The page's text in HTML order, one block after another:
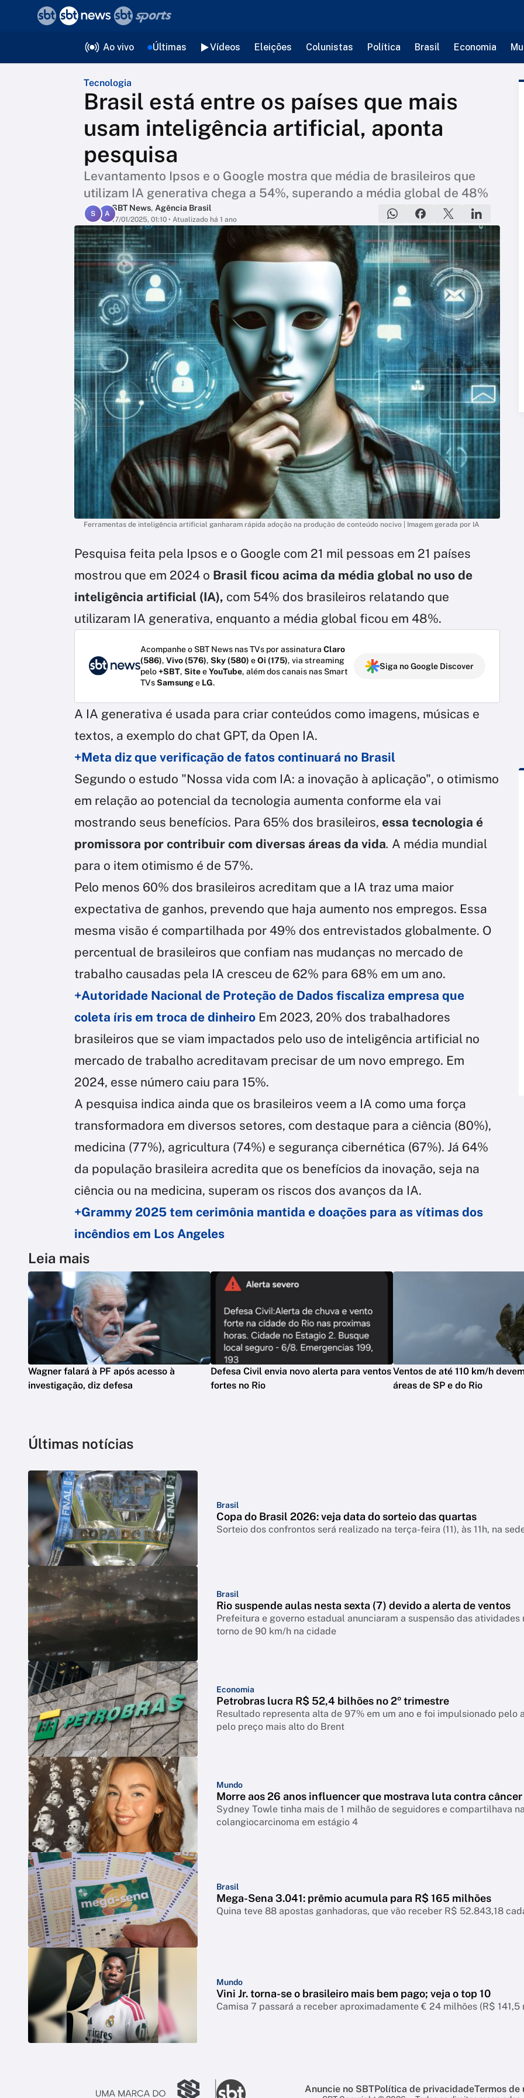
Ao vivo Últimas Vídeos Eleições Colunistas Política Brasil Economia
Tecnologia
Brasil está entre os países que mais
usam inteligência artificial, aponta
pesquisa
Levantamento Ipsos e o Google mostra que média de brasileiros que
utilizam IA generativa chega a 54%, superando a média global de 48%
S A
SBT News, Agência Brasil
17/01/2025, 01:10 • Atualizado há 1 ano
Ferramentas de inteligência artificial ganharam rápida adoção na produção de conteúdo nocivo | Imagem gerada por IA
Pesquisa feita pela Ipsos e o Google com 21 mil pessoas em 21 países
mostrou que em 2024 o Brasil ficou acima da média global no uso de
inteligência artificial (IA), com 54% dos brasileiros relatando que
utilizaram IA generativa, enquanto a média global ficou em 48%.
Acompanhe o SBT News nas TVs por assinatura Claro
(586), Vivo (576), Sky (580) eOi (175), via streaming
pelo+SBT, SiteeYouTube, além dos canais nas Smart
TVsSamsunge LG.
Siga no Google Discover
A IA generativa é usada para criar conteúdos como imagens, músicas e
textos, a exemplo do chat GPT, da Open IA.
+Meta diz que verificação de fatos continuará no Brasil
Segundo o estudo "Nossa vida com IA: a inovação à aplicação", o otimismo
em relação ao potencial da tecnologia aumenta conforme ela vai
mostrando seus benefícios. Para 65% dos brasileiros, essa tecnologia é
promissora por contribuir com diversas áreas da vida. A média mundial
para o item otimismo é de 57%.
Pelo menos 60% dos brasileiros acreditam que a IA traz uma maior
expectativa de ganhos, prevendo que haja aumento nos empregos. Essa
mesma visão é compartilhada por 49% dos entrevistados globalmente. O
percentual de brasileiros que confiam nas mudanças no mercado de
trabalho causadas pela IA cresceu de 62% para 68% em um ano.
+Autoridade Nacional de Proteção de Dados fiscaliza empresa que
coleta íris em troca de dinheiro Em 2023, 20% dos trabalhadores
brasileiros que se viam impactados pelo uso de inteligência artificial no
mercado de trabalho acreditavam precisar de um novo emprego. Em
2024, esse número caiu para 15%.
A pesquisa indica ainda que os brasileiros veem a IA como uma força
transformadora em diversos setores, com destaque para a ciência (80%),
medicina (77%), agricultura (74%) e segurança cibernética (67%). Já 64%
da população brasileira acredita que os benefícios da inovação, seja na
ciência ou na medicina, superam os riscos dos avanços da IA.
+Grammy 2025 tem cerimônia mantida e doações para as vítimas dos
incêndios em Los Angeles
Leia mais
Wagner falará à PF após acesso à
investigação, diz defesa
Defesa Civil envia novo alerta para ventos
fortes no Rio
Ventos de até 110 km/h
áreas de SP e do Rio
Últimas notícias
Brasil
Copa do Brasil 2026: veja data do sorteio das quartas
Sorteio dos confrontos será realizado na terça-feira (11), às 11h, na
Brasil
Rio suspende aulas nesta sexta (7) devido a alerta de ventos
Prefeitura e governo estadual anunciaram a suspensão das
torno de 90 km/h na cidade
Economia
Petrobras lucra R$ 52,4 bilhões no 2º trimestre
Resultado representa alta de 97% em um ano e foi impulsionado
pelo preço mais alto do Brent
Mundo
Morre aos 26 anos influencer que mostrava luta contra câncer
Sydney Towle tinha mais de 1 milhão de seguidores e compartilhava
colangiocarcinoma em estágio 4
Brasil
Mega-Sena 3.041: prêmio acumula para R$ 165 milhões
Quina teve 88 apostas ganhadoras, que vão receber R$ 52.843,18
Mundo
Vini Jr. torna-se o brasileiro mais bem pago; veja o top 10
Camisa 7 passará a receber aproximadamente € 24 milhões (R$ 141,5
Anuncie no SBTPolítica de privacidadeTermos de
voltar
Editorias